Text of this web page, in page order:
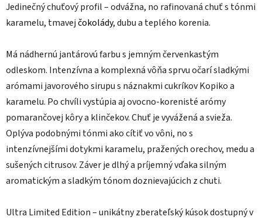
Jedinečný chuťový profil – odvážna, no rafinovaná chuť s tónmi
karamelu, tmavejčokolády, dubu a teplého korenia.
Má nádhernú jantárovú farbu s jemným červenkastým
odleskom. Intenzívna a komplexná vôňa sprvu očarí sladkými
arómami javorového sirupu s náznakmi cukríkov Kopiko a
karamelu. Po chvíli vystúpia aj ovocno-korenisté arómy
pomarančovej kôry a klinčekov. Chuť je vyvážená a svieža.
Oplýva podobnými tónmi ako cítiť vo vôni, no s
intenzívnejšími dotykmi karamelu, pražených orechov, medu a
sušených citrusov. Záver je dlhý a príjemný vďaka silným
aromatickým a sladkým tónom doznievajúcich z chuti.
Ultra Limited Edition – unikátny zberateľský kúsok dostupný v